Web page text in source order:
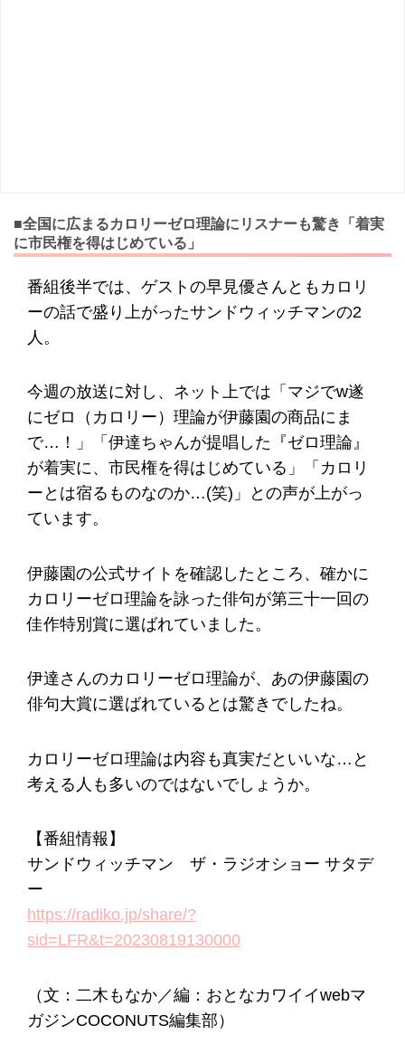
■全国に広まるカロリーゼロ理論にリスナーも驚き「着実
に市民権を得はじめている」
番組後半では、ゲストの早見優さんともカロリ
ーの話で盛り上がったサンドウィッチマンの2
人。
今週の放送に対し、ネット上では「マジでw遂
にゼロ（カロリー）理論が伊藤園の商品にま
で…！」「伊達ちゃんが提唱した『ゼロ理論』
が着実に、市民権を得はじめている」「カロリ
ーとは宿るものなのか…(笑)」との声が上がっ
ています。
伊藤園の公式サイトを確認したところ、確かに
カロリーゼロ理論を詠った俳句が第三十一回の
佳作特別賞に選ばれていました。
伊達さんのカロリーゼロ理論が、あの伊藤園の
俳句大賞に選ばれているとは驚きでしたね。
カロリーゼロ理論は内容も真実だといいな…と
考える人も多いのではないでしょうか。
【番組情報】
サンドウィッチマン ザ・ラジオショー サタデ
ー
https://radiko.jp/share/?
sid=LFR&t=20230819130000
（文：二木もなか／編：おとなカワイイwebマ
ガジンCOCONUTS編集部）